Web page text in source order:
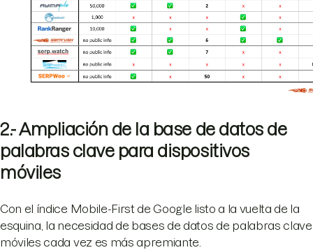
2.- Ampliación de la base de datos de
palabras clave para dispositivos
móviles
Con el índice Mobile-First de Google listo a la vuelta de la
esquina, la necesidad de bases de datos de palabras clave
móviles cada vez es más apremiante.